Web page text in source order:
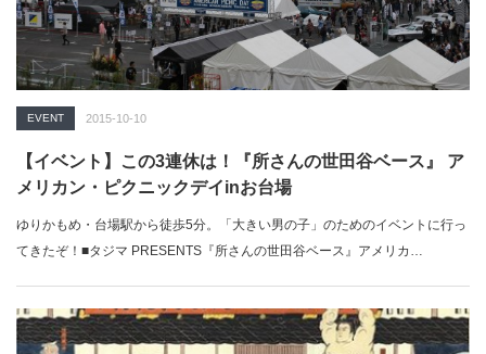
EVENT 2015-10-10
【イベント】この3連休は！『所さんの世田谷ベース』 ア
メリカン・ピクニックデイinお台場
ゆりかもめ・台場駅から徒歩5分。「大きい男の子」のためのイベントに行っ
てきたぞ！■タジマ PRESENTS『所さんの世田谷ベース』アメリカ…